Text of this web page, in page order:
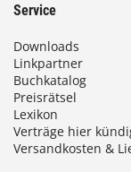
Service
Downloads
Linkpartner
Buchkatalog
Preisrätsel
Lexikon
Verträge hier
Versandkosten &